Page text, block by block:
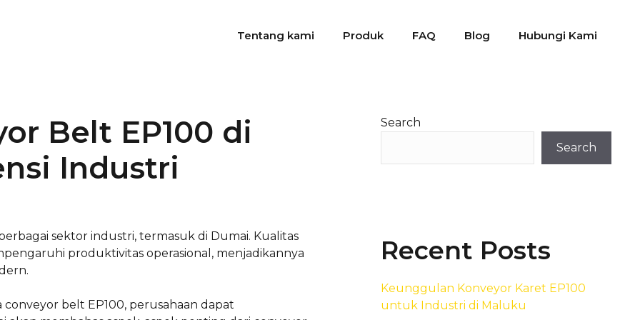
Tentang kami Produk FAQ Blog Hubungi Kami
Belt EP100 di
Industri
sektor industri, termasuk di Dumai. Kualitas
produktivitas operasional, menjadikannya
belt EP100, perusahaan dapat
Search
Search
Recent Posts
Keunggulan Konveyor Karet EP100
untuk Industri di Maluku